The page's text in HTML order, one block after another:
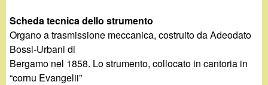
Scheda tecnica dello strumento
Organo a trasmissione meccanica, costruito da Adeodato
Bossi-Urbani di
Bergamo nel 1858. Lo strumento, collocato in cantoria in
“cornu Evangelii”